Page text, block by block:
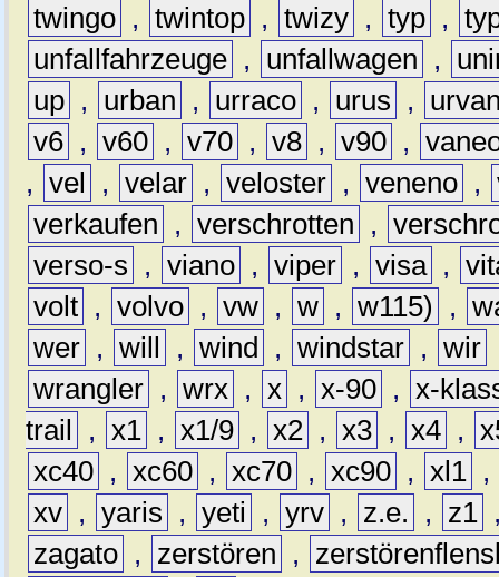
twingo , twintop , twizy , typ ,
unfallfahrzeuge , unfallwagen ,
up , urban , urraco , urus ,
v6 , v60 , v70 , v8 , v90 ,
, vel , velar , veloster , veneno ,
verkaufen
, verschrotten ,
verso-s
, viano , viper , visa ,
volt , volvo , vw , w , w115) ,
wer , will , wind , windstar , wir
wrangler , wrx , x , x-90 , x-
trail
, x1 , x1/9 , x2 , x3 , x4 ,
xc40 , xc60 , xc70 , xc90 , xl1 ,
xv , yaris , yeti , yrv , z.e. , z1
zagato , zerstören ,